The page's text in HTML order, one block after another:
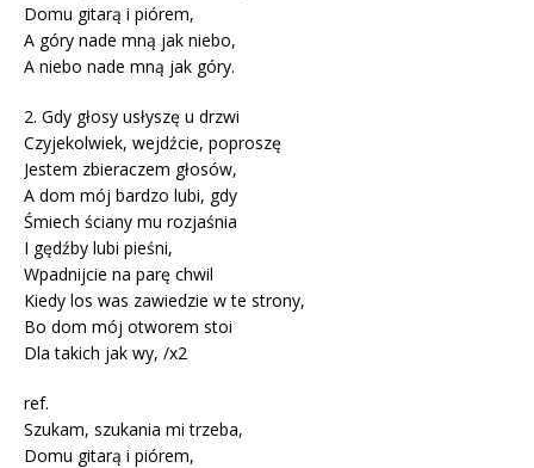
Domu gitarą i piórem,
A góry nade mną jak niebo,
A niebo nade mną jak góry.
2. Gdy głosy usłyszę u drzwi
Czyjekolwiek, wejdźcie, poproszę
Jestem zbieraczem głosów,
A dom mój bardzo lubi, gdy
Śmiech ściany mu rozjaśnia
I gędźby lubi pieśni,
Wpadnijcie na parę chwil
Kiedy los was zawiedzie w te strony,
Bo dom mój otworem stoi
Dla takich jak wy, /x2
ref.
Szukam, szukania mi trzeba,
Domu gitarą i piórem,